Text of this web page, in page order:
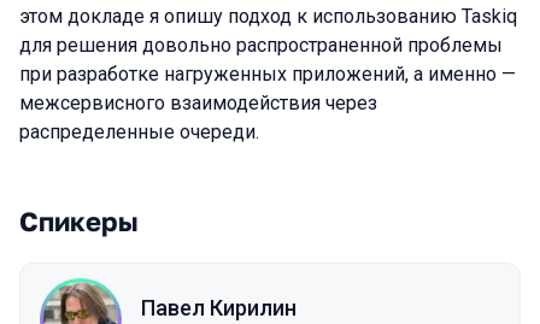
этом докладе я опишу подход к использованию Taskiq
для решения довольно распространенной проблемы
при разработке нагруженных приложений, а именно —
межсервисного взаимодействия через
распределенные очереди.
Спикеры
Павел Кирилин